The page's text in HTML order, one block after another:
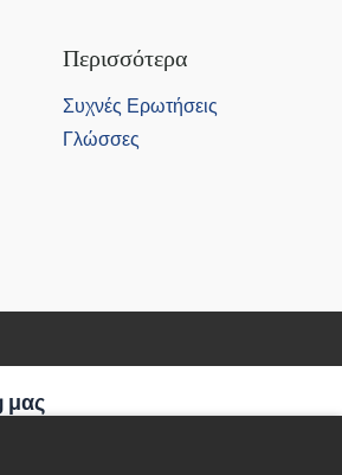
Περισσότερα
Συχνές Ερωτήσεις
Γλώσσες
μας